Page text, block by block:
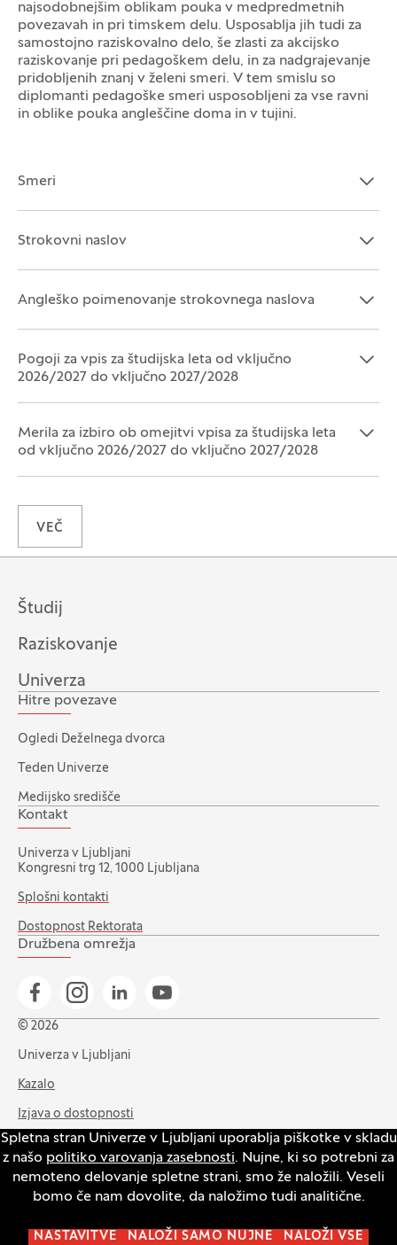
Spletna stran Univerze v Ljubljani uporablja piškotke v skladu
z našo politiko varovanja zasebnosti. Nujne, ki so potrebni za
nemoteno delovanje spletne strani, smo že naložili. Veseli
bomo če nam dovolite, da naložimo tudi analitične.
NASTAVITVE NALOŽI SAMO NUJNE NALOŽI VSE
najsodobnejšim oblikam pouka v medpredmetnih
povezavah in pri timskem delu. Usposablja jih tudi za
samostojno raziskovalno delo, še zlasti za akcijsko
raziskovanje pri pedagoškem delu, in za nadgrajevanje
pridobljenih znanj v želeni smeri. V tem smislu so
diplomanti pedagoške smeri usposobljeni za vse ravni
in oblike pouka angleščine doma in v tujini.
Odpri razdelek:
Zapri razdelek:
Smeri
Odpri razdelek:
Zapri razdelek:
Strokovni naslov
Odpri razdelek:
Zapri razdelek:
Angleško poimenovanje strokovnega naslova
Odpri razdelek:
Zapri razdelek:
Pogoji za vpis za študijska leta od vključno
2026/2027 do vključno 2027/2028
Odpri razdelek:
Zapri razdelek:
Merila za izbiro ob omejitvi vpisa za študijska leta
od vključno 2026/2027 do vključno 2027/2028
VEČ
Študij
Raziskovanje
Univerza
Hitre povezave
Ogledi Deželnega dvorca
Teden Univerze
Medijsko središče
Kontakt
Univerza v Ljubljani
Kongresni trg 12, 1000 Ljubljana
Splošni kontakti
Dostopnost Rektorata
Družbena omrežja
Pojdi na našo Facebook stran
Pojdi na našo Instagram stran
Pojdi na Linkedin stran
Pojdi na YouTube stran
© 2026
Univerza v Ljubljani
Kazalo
Izjava o dostopnosti
Varstvo zasebnosti in piškotkov
Intranet
Produkcija:
Innovatif(Odpre se v novem oknu)